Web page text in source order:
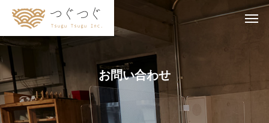
お問い合わせ